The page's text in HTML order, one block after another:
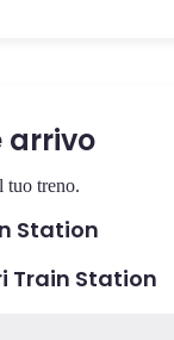
arrivo
tuo treno.
Station
Train Station